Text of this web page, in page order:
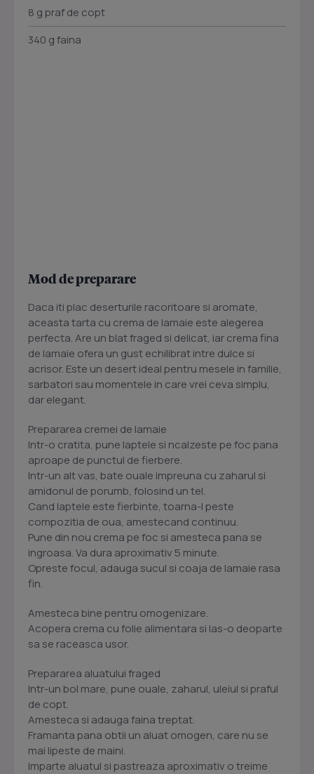
8 g praf de copt
340 g faina
Mod de preparare
Daca iti plac deserturile racoritoare si aromate,
aceasta tarta cu crema de lamaie este alegerea
perfecta. Are un blat fraged si delicat, iar crema fina
de lamaie ofera un gust echilibrat intre dulce si
acrisor. Este un desert ideal pentru mesele in familie,
sarbatori sau momentele in care vrei ceva simplu,
dar elegant.
Prepararea cremei de lamaie
Intr-o cratita, pune laptele si ncalzeste pe foc pana
aproape de punctul de fierbere.
Intr-un alt vas, bate ouale impreuna cu zaharul si
amidonul de porumb, folosind un tel.
Cand laptele este fierbinte, toarna-l peste
compozitia de oua, amestecand continuu.
Pune din nou crema pe foc si amesteca pana se
ingroasa. Va dura aproximativ 5 minute.
Opreste focul, adauga sucul si coaja de lamaie rasa
fin.
Amesteca bine pentru omogenizare.
Acopera crema cu folie alimentara si las-o deoparte
sa se raceasca usor.
Prepararea aluatului fraged
Intr-un bol mare, pune ouale, zaharul, uleiul si praful
de copt.
Amesteca si adauga faina treptat.
Framanta pana obtii un aluat omogen, care nu se
mai lipeste de maini.
Imparte aluatul si pastreaza aproximativ o treime